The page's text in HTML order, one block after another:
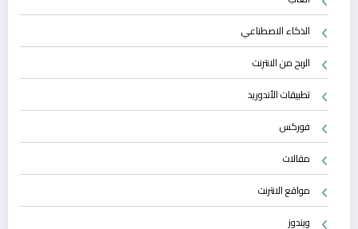
الذكاء الاصطناعي
الربح من الانترنت
تطبيقات الأندوريد
فوركس
مقالات
مواقع الانترنت
ويندوز